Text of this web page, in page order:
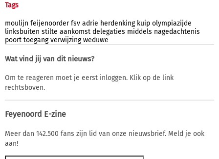
Tags
moulijn feijenoorder fsv adrie herdenking kuip olympiazijde
linksbuiten stilte aankomst delegaties middels nagedachtenis
poort toegang verwijzing weduwe
Wat vind jij van dit nieuws?
Om te reageren moet je eerst inloggen. Klik op de link
rechtsboven.
Feyenoord E-zine
Meer dan 142.500 fans zijn lid van onze nieuwsbrief. Meld je ook
aan!